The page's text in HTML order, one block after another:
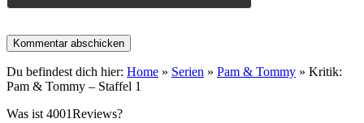
Du befindest dich hier: Home » Serien » Pam & Tommy » Kritik:
Pam & Tommy – Staffel 1
Was ist 4001Reviews?